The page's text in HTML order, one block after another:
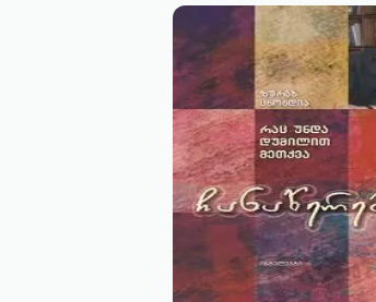
ჩვენ შესახებ
პაკეტები